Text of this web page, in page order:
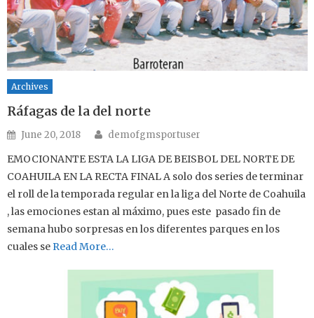
Archives
Ráfagas de la del norte
Posted on
June 20, 2018 Author
demofgmsportuser
EMOCIONANTE ESTA LA LIGA DE BEISBOL DEL NORTE DE
COAHUILA EN LA RECTA FINAL A solo dos series de terminar
el roll de la temporada regular en la liga del Norte de Coahuila
, las emociones estan al máximo, pues este pasado fin de
semana hubo sorpresas en los diferentes parques en los
cuales se Read More…